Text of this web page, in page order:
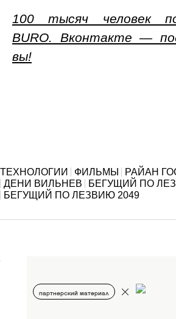
100 тысяч человек
BURO. Вконтакте —
вы!
ТЕХНОЛОГИИ ФИЛЬМЫ РАЙАН
ДЕНИ ВИЛЬНЕВ
БЕГУЩИЙ ПО
БЕГУЩИЙ ПО ЛЕЗВИЮ 2049
партнерский материал